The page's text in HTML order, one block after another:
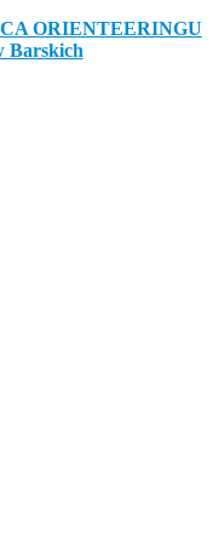
ORIENTEERINGU
Barskich